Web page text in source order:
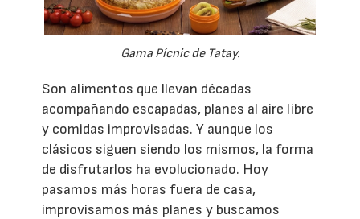
Gama Pícnic de Tatay.
Son alimentos que llevan décadas
acompañando escapadas, planes al aire libre
y comidas improvisadas. Y aunque los
clásicos siguen siendo los mismos, la forma
de disfrutarlos ha evolucionado. Hoy
pasamos más horas fuera de casa,
improvisamos más planes y buscamos